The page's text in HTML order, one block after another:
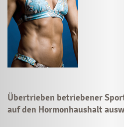
Übertrieben betriebener
auf den Hormonhaushalt